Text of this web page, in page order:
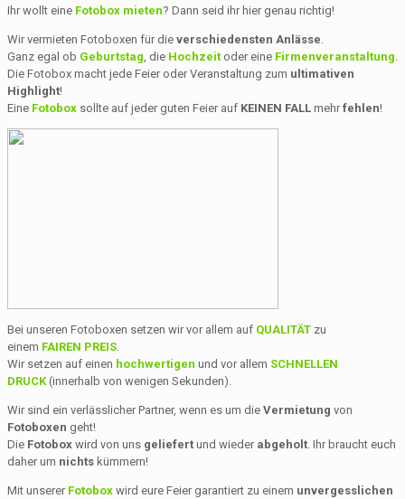
Ihr wollt eine Fotobox mieten? Dann seid ihr hier genau richtig!
Wir vermieten Fotoboxen für die verschiedensten Anlässe
Ganz egal ob Geburtstag , die Hochzeit oder eine Firmenveranstaltung
Die Fotobox macht jede Feier oder Veranstaltung zum ultimativen
Highlight!
Eine Fotobox sollte auf jeder guten Feier auf KEINEN FALL mehrfehlen!
Bei unseren Fotoboxen setzen wir vor allem auf QUALITÄT zu
einem FAIREN PREIS
Wir setzen auf einen hochwertigen und vor allem SCHNELLEN
DRUCK (innerhalb von wenigen Sekunden).
Wir sind ein verlässlicher Partner, wenn es um die Vermietung von
Fotoboxen geht!
Die Fotobox wird von uns geliefert und wieder abgeholt . Ihr braucht euch
daher um nichts kümmern!
Mit unserer Fotobox wird eure Feier garantiert zu einem unvergesslichen